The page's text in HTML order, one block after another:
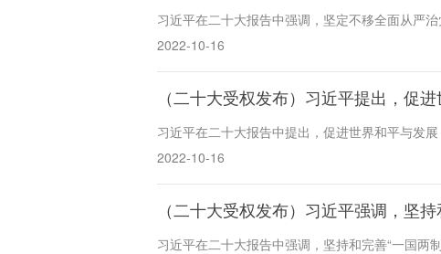
习近平在二十大报告中强调，坚定不移全面从严
2022-10-16
（二十大受权发布）习近平提出，促
习近平在二十大报告中提出，促进世界和平与发展
2022-10-16
（二十大受权发布）习近平强调，坚
习近平在二十大报告中强调，坚持和完善“一国两